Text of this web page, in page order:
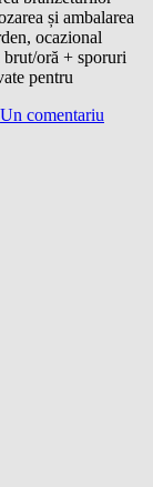
și ambalarea
ocazional
oră + sporuri
pentru
Un comentariu